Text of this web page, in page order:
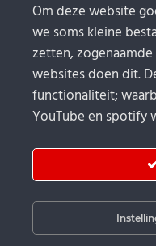
MAIL
Algemeen:
Bands & boeking:
Promotie & publiciteit:
Om deze website
we soms kleine
zetten,
websites doen dit.
functionaliteit;
YouTube en spotify